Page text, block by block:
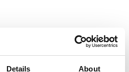
Details About